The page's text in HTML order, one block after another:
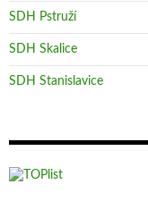
SDH Pstruží
SDH Skalice
SDH Stanislavice